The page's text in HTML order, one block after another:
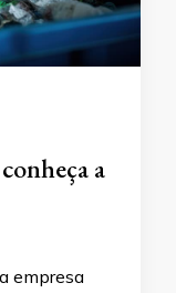
a
empresa